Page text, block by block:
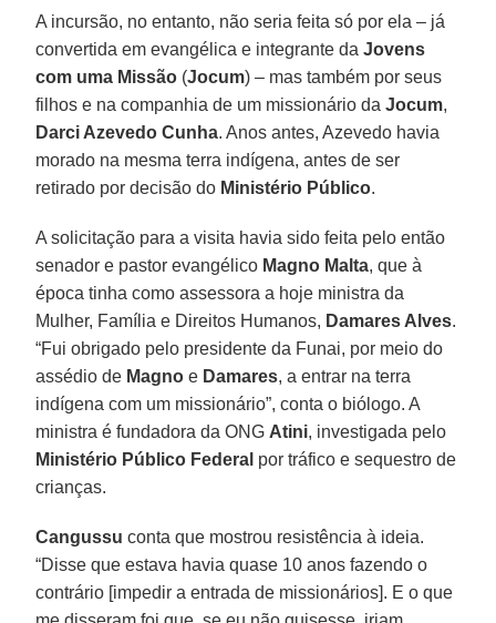
A incursão, no entanto, não seria feita só por ela – já
convertida em evangélica e integrante daJovens
com uma Missão (Jocum) – mas também por seus
filhos e na companhia de um missionário daJocum,
Darci Azevedo Cunha. Anos antes, Azevedo havia
morado na mesma terra indígena, antes de ser
retirado por decisão do Ministério Público.
A solicitação para a visita havia sido feita pelo então
senador e pastor evangélico Magno Malta, que à
época tinha como assessora a hoje ministra da
Mulher, Família e Direitos Humanos, Damares Alves.
“Fui obrigado pelo presidente da Funai, por meio do
assédio de Magno e Damares, a entrar na terra
indígena com um missionário”, conta o biólogo. A
ministra é fundadora da ONG Atini, investigada pelo
Ministério Público Federal por tráfico e sequestro de
crianças.
Cangussu conta que mostrou resistência à ideia.
“Disse que estava havia quase 10 anos fazendo o
contrário [impedir a entrada de missionários]. E o que